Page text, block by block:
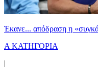
Έκανε... απόδραση η
Α ΚΑΤΗΓΟΡΙΑ
|